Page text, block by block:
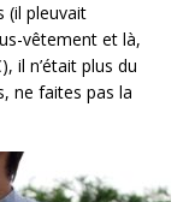
(il pleuvait
vêtement et là,
il n’était plus du
ne faites pas la